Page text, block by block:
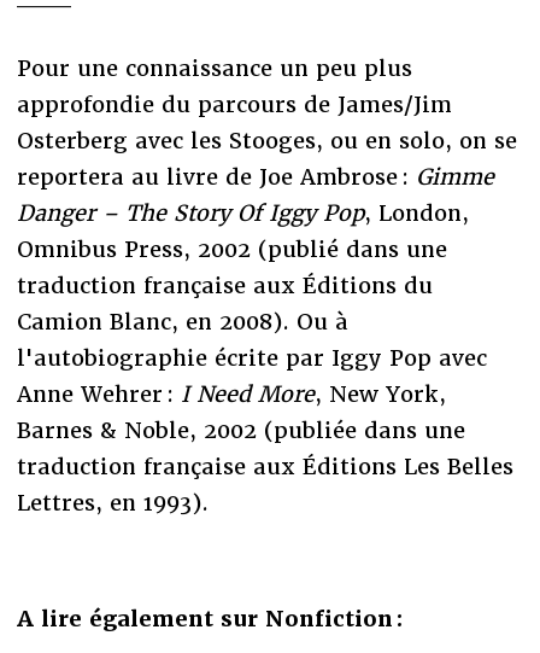
Pour une connaissance un peu plus
approfondie du parcours de James/Jim
Osterberg avec les Stooges, ou en solo, on se
reportera au livre de Joe Ambrose : Gimme
Danger – The Story Of Iggy Pop, London,
Omnibus Press, 2002 (publié dans une
traduction française aux Éditions du
Camion Blanc, en 2008). Ou à
l'autobiographie écrite par Iggy Pop avec
Anne Wehrer : I Need More, New York,
Barnes & Noble, 2002 (publiée dans une
traduction française aux Éditions Les Belles
Lettres, en 1993).
A lire également sur Nonfiction :